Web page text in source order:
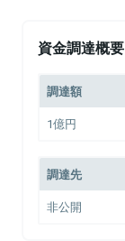
資金調達概要
調達額
1億円
調達先
非公開